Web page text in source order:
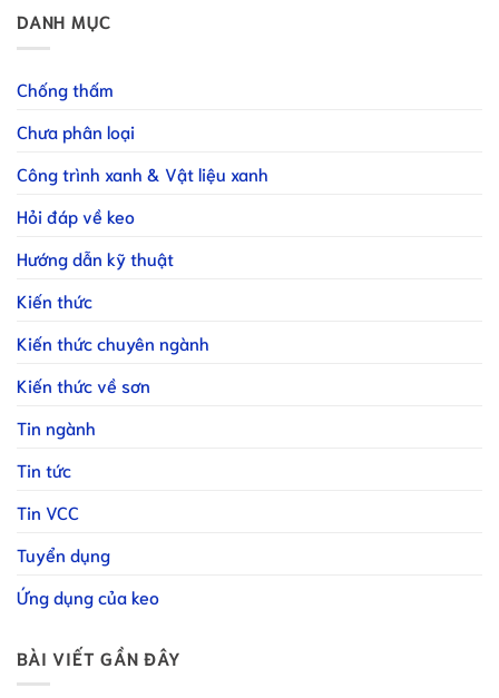
DANH MỤC
Chống thấm
Chưa phân loại
Công trình xanh & Vật liệu xanh
Hỏi đáp về keo
Hướng dẫn kỹ thuật
Kiến thức
Kiến thức chuyên ngành
Kiến thức về sơn
Tin ngành
Tin tức
Tin VCC
Tuyển dụng
Ứng dụng của keo
BÀI VIẾT GẦN ĐÂY